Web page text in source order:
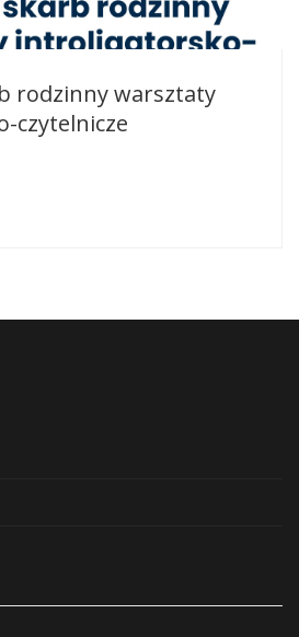
rodzinny warsztaty
czytelnicze